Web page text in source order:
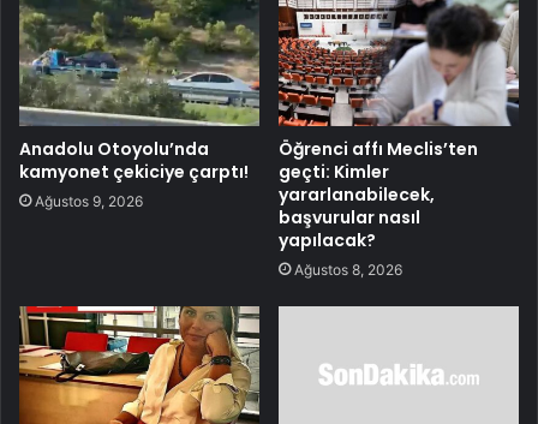
Anadolu Otoyolu’nda
kamyonet çekiciye çarptı!
Ağustos 9, 2026
Öğrenci affı Meclis’ten
geçti: Kimler
yararlanabilecek,
başvurular nasıl
yapılacak?
Ağustos 8, 2026